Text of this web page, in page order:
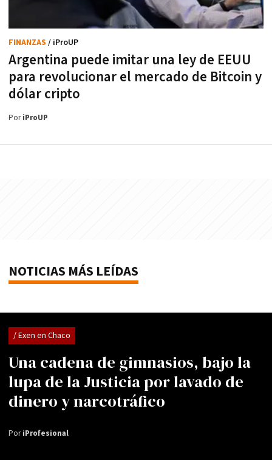
Argentina puede imitar una ley de EEUU
para revolucionar el mercado de Bitcoin y
dólar cripto
FINANZAS / iProUP
PoriProUP
NOTICIAS MÁS LEÍDAS
Una cadena de gimnasios, bajo la
lupa de la Justicia por lavado de
dinero y narcotráfico
/ Exen en Chaco
PoriProfesional